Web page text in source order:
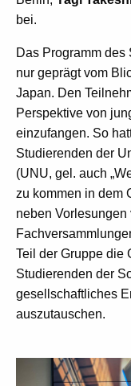
bei.
Das Programm
nur geprägt vom
Japan. Den
Perspektive von
einzufangen. So
Studierenden der
(UNU, gel. auch
zu kommen in dem
neben
Teil der Gruppe die
Studierenden der
gesellschaftliches
auszutauschen.